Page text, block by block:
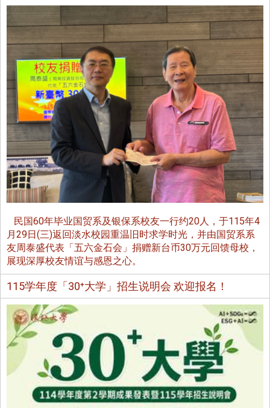
民国60年毕业国贸系及银保系校友一行约20人，于115年4
月29日(三)返回淡水校园重温旧时求学时光，并由国贸系系
友周泰盛代表「五六金石会」捐赠新台币30万元回馈母校，
展现深厚校友情谊与感恩之心。
115学年度「30⁺大学」招生说明会 欢迎报名！